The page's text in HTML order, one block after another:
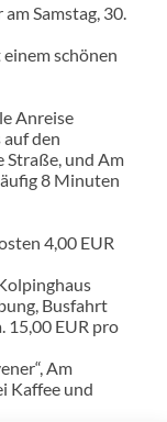
Samstag, 30.
schönen
Anreise
den
Straße, und Am
8 Minuten
4,00 EUR
Busfahrt
15,00 EUR pro
Am
Kaffee und